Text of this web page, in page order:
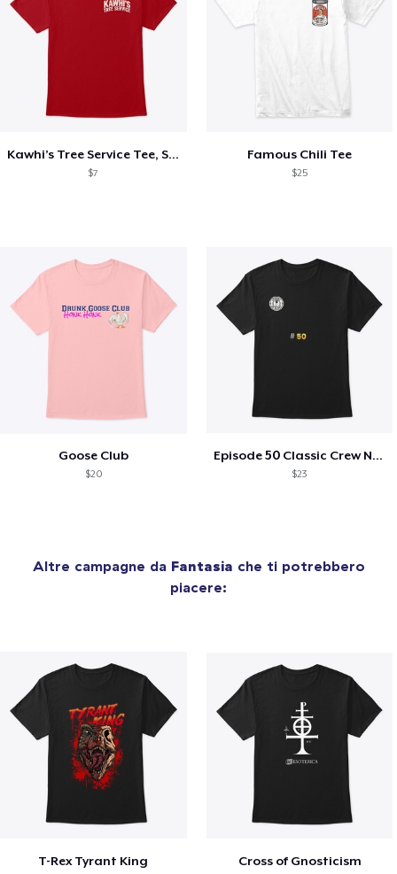
Kawhi’s Tree Service Tee, Shirts, Mug
$7
Famous Chili Tee
$25
Goose Club
$20
Episode 50 Classic Crew Neck T-Shirt
$23
Altre campagne da Fantasia che ti potrebbero
piacere:
T-Rex Tyrant King Cross of Gnosticism